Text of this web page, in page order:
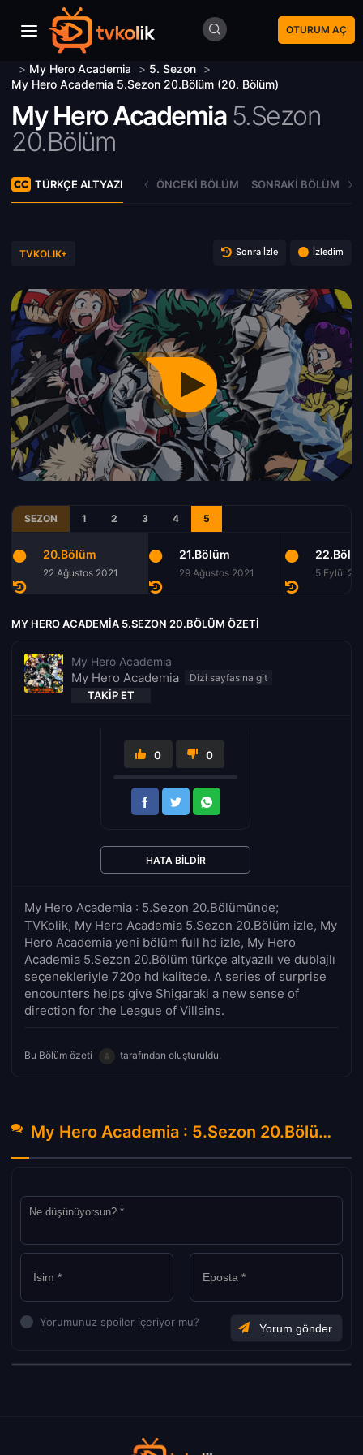
OTURUM AÇ
> My Hero Academia > 5. Sezon >
My Hero Academia 5.Sezon 20.Bölüm (20. Bölüm)
My Hero Academia 5.Sezon
20.Bölüm
TÜRKÇE ALTYAZI ÖNCEKI BÖLÜM SONRAKI BÖLÜM
TVKOLIK+ Sonra İzle İzledim
SEZON 1 2 3 4 5
20.Bölüm
22 Ağustos 2021
21.Bölüm
29 Ağustos 2021 5 Eylül
MY HERO ACADEMIA 5.SEZON 20.BÖLÜM ÖZETI
My Hero Academia
My Hero Academia
TAKIP ET
My Hero Academia : 5.Sezon 20.Bölümünde;
TVKolik, My Hero Academia 5.Sezon 20.Bölüm izle, My
Hero Academia yeni bölüm full hd izle, My Hero
Academia 5.Sezon 20.Bölüm türkçe altyazılı ve dublajlı
seçenekleriyle 720p hd kalitede. A series of surprise
encounters helps give Shigaraki a new sense of
direction for the League of Villains.
Bu Bölüm özeti tarafından oluşturuldu.
0 0
HATA BILDIR
My Hero Academia : 5.Sezon 20.Bölüm Hakkında Yorumlar
Yorumunuz spoiler içeriyor mu?